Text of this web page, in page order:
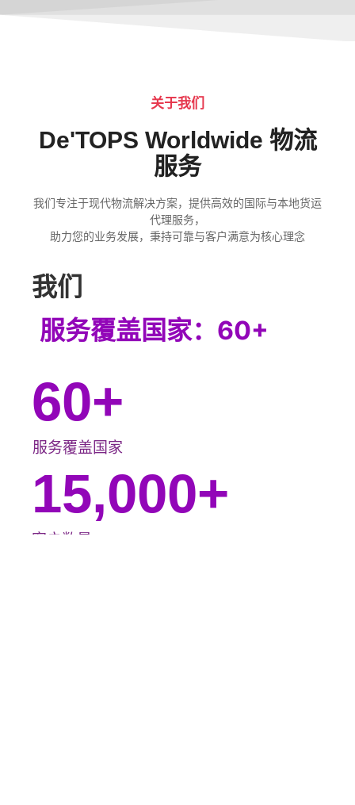
关于我们
De'TOPS Worldwide 物流
服务
我们专注于现代物流解决方案，提供高效的国际与本地货运
代理服务，
助力您的业务发展，秉持可靠与客户满意为核心理念
我们
赢得超过 1000 位客户的信
服务覆盖国家
60+
客户数量
15,000+